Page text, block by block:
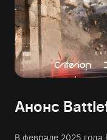
Анонс
В феврале 2025 года